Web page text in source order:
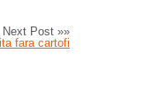
Next Post »»
fara cartofi